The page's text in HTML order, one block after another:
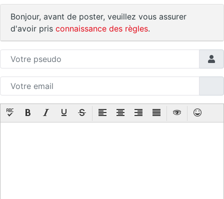
Bonjour, avant de poster, veuillez vous assurer
d'avoir pris connaissance des règles.